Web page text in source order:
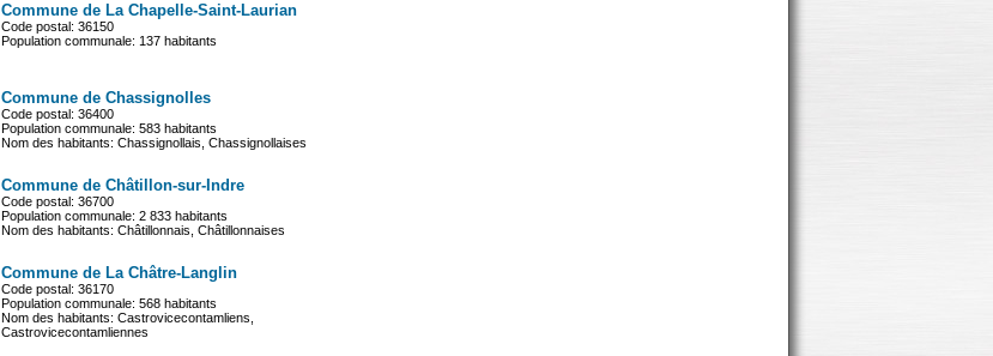
Commune de La Chapelle-Saint-Laurian
Code postal: 36150
Population communale: 137 habitants
Commune de Chassignolles
Code postal: 36400
Population communale: 583 habitants
Nom des habitants: Chassignollais, Chassignollaises
Commune de Châtillon-sur-Indre
Code postal: 36700
Population communale: 2 833 habitants
Nom des habitants: Châtillonnais, Châtillonnaises
Commune de La Châtre-Langlin
Code postal: 36170
Population communale: 568 habitants
Nom des habitants: Castrovicecontamliens,
Castrovicecontamliennes